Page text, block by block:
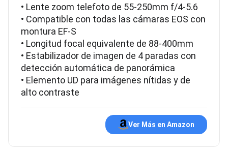
• Lente zoom telefoto de 55-250mm f/4-5.6
• Compatible con todas las cámaras EOS con
montura EF-S
• Longitud focal equivalente de 88-400mm
• Estabilizador de imagen de 4 paradas con
detección automática de panorámica
• Elemento UD para imágenes nítidas y de
alto contraste
Ver Más en Amazon